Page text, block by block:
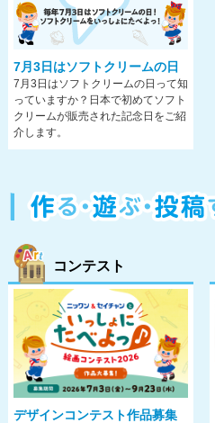
7月3日はソフトクリームの日
7月3日はソフトクリームの日って知
っていますか？日本で初めてソフト
クリームが販売された記念日をご紹
介します。
コンテスト
デザインコンテスト作品募集